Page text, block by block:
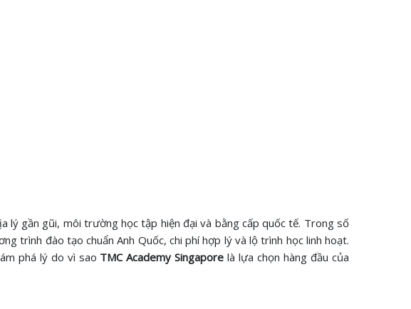
lý gần gũi, môi trường học tập hiện đại và bằng cấp quốc tế. Trong số
trình đào tạo chuẩn Anh Quốc, chi phí hợp lý và lộ trình học linh hoạt.
phá lý do vì sao TMC Academy Singaporelà lựa chọn hàng đầu của